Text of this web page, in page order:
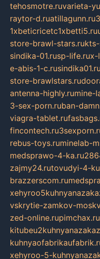
tehosmotre.ruvarieta-
raytor-d.ruatillagunn.ru
1xbeticricetc1xbetti5.ru
store-brawl-stars.ru
sindika-01.rusp-life.rux-
e-abis-1-c.rusindika01.ru
store-brawlstars.ru
antenna-highly.rumine-
3-sex-porn.ruban-
viagra-tablet.ru
fincontech.ru
rebus-toys.ruminelab-
medsprawo-4-ka.ru
zajmy24.rutovudyi-4-
brazzerscom.ru
vskrytie-zamkov-
zed-online.rupimchax.ru
xehyroo-5-